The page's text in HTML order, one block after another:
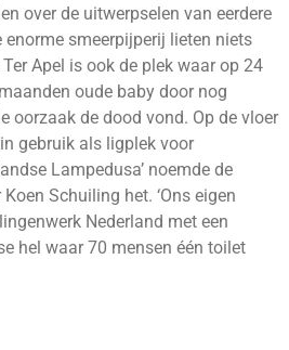
over de uitwerpselen van eerdere
enorme smeerpijperij lieten niets
Apel is ook de plek waar op 24
oude baby door nog
oorzaak de dood vond. Op de vloer
gebruik als ligplek voor
Lampedusa’ noemde de
Schuiling het. ‘Ons eigen
Nederland met een
hel waar 70 mensen één toilet